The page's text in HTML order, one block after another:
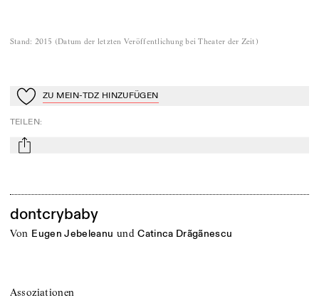
Stand: 2015 (Datum der letzten Veröffentlichung bei Theater der Zeit )
Zu Mein-TdZ hinzufügen
ZU MEIN-TDZ HINZUFÜGEN
TEILEN:
mail
dontcrybaby
von Eugen Jebeleanu und Catinca Drãgãnescu
Assoziationen